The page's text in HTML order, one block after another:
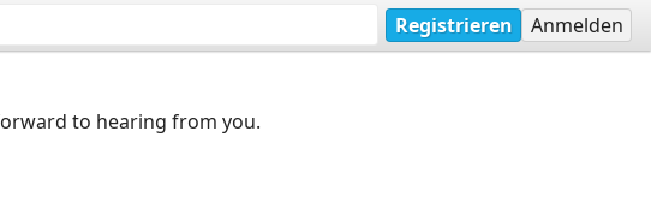
Registrieren Anmelden
to hearing from you.